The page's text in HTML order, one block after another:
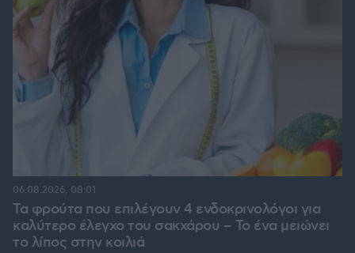
Τα φρούτα που επιλέγουν 4 ενδοκρινολόγοι για
καλύτερο έλεγχο του σακχάρου – Το ένα μειώνει
το λίπος στην κοιλιά
06.08.2026, 08:01